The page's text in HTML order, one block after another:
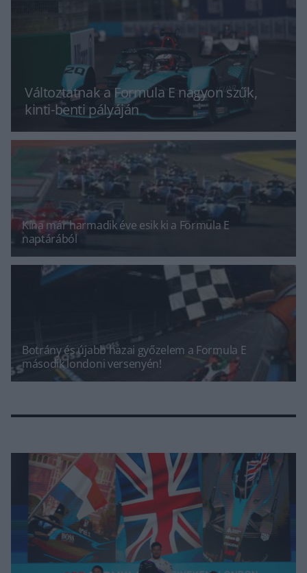
Változtatnak a Formula E nagyon szűk,
kinti-benti pályáján
Kína már harmadik éve esik ki a Formula E
naptárából
Botrány és újabb hazai győzelem a Formula E
második londoni versenyén!